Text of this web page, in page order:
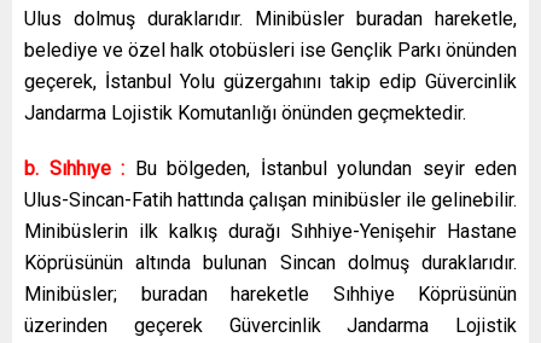
Ulus dolmuş duraklarıdır. Minibüsler buradan hareketle,
belediye ve özel halk otobüsleri ise Gençlik Parkı önünden
geçerek, İstanbul Yolu güzergahını takip edip Güvercinlik
Jandarma Lojistik Komutanlığı önünden geçmektedir.
b. Sıhhıye : Bu bölgeden, İstanbul yolundan seyir eden
Ulus-Sincan-Fatih hattında çalışan minibüsler ile gelinebilir.
Minibüslerin ilk kalkış durağı Sıhhiye-Yenişehir Hastane
Köprüsünün altında bulunan Sincan dolmuş duraklarıdır.
Minibüsler; buradan hareketle Sıhhiye Köprüsünün
üzerinden geçerek Güvercinlik Jandarma Lojistik